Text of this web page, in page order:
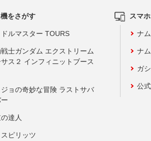
をさがす
ルマスター TOURS
士ガンダム エクストリーム
ス２ インフィニットブース
ョの奇妙な冒険 ラストサバ
達人
ピリッツ
スマ
ナ
ナ
ガ
公